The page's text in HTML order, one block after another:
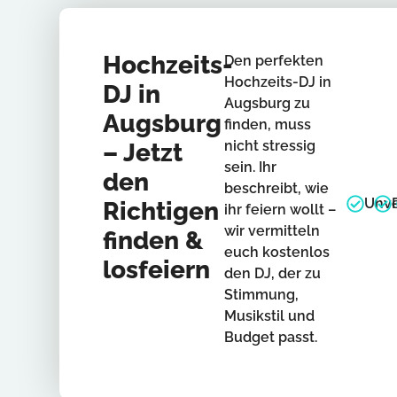
Hochzeits-
DJ in
Augsburg
– Jetzt
den
Richtigen
finden &
losfeiern
Den perfekten
Hochzeits-DJ in
Augsburg zu
finden, muss
nicht stressig
sein. Ihr
beschreibt, wie
ihr feiern wollt –
wir vermitteln
euch kostenlos
den DJ, der zu
Stimmung,
Musikstil und
Budget passt.